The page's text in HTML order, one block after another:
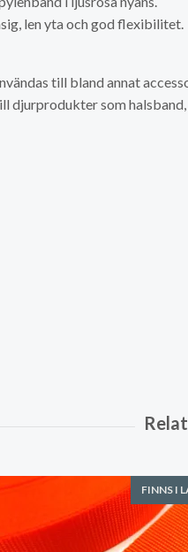
len yta och god flexibilitet.
till bland annat
djurprodukter som
FINNS I